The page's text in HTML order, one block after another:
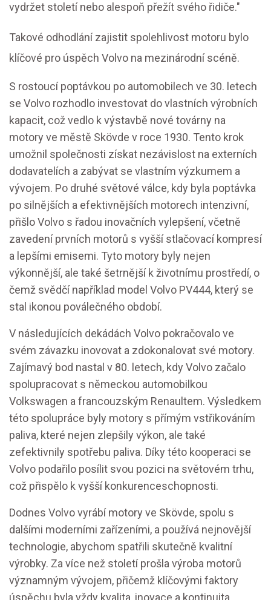
vydržet století nebo alespoň přežít svého řidiče."
Takové odhodlání zajistit spolehlivost motoru bylo
klíčové pro úspěch Volvo na mezinárodní scéně.
S rostoucí poptávkou po automobilech ve 30. letech
se Volvo rozhodlo investovat do vlastních výrobních
kapacit, což vedlo k výstavbě nové továrny na
motory ve městě Skövde v roce 1930. Tento krok
umožnil společnosti získat nezávislost na externích
dodavatelích a zabývat se vlastním výzkumem a
vývojem. Po druhé světové válce, kdy byla poptávka
po silnějších a efektivnějších motorech intenzivní,
přišlo Volvo s řadou inovačních vylepšení, včetně
zavedení prvních motorů s vyšší stlačovací kompresí
a lepšími emisemi. Tyto motory byly nejen
výkonnější, ale také šetrnější k životnímu prostředí, o
čemž svědčí například model Volvo PV444, který se
stal ikonou poválečného období.
V následujících dekádách Volvo pokračovalo ve
svém závazku inovovat a zdokonalovat své motory.
Zajímavý bod nastal v 80. letech, kdy Volvo začalo
spolupracovat s německou automobilkou
Volkswagen a francouzským Renaultem. Výsledkem
této spolupráce byly motory s přímým vstřikováním
paliva, které nejen zlepšily výkon, ale také
zefektivnily spotřebu paliva. Díky této kooperaci se
Volvo podařilo posílit svou pozici na světovém trhu,
což přispělo k vyšší konkurenceschopnosti.
Dodnes Volvo vyrábí motory ve Skövde, spolu s
dalšími moderními zařízeními, a používá nejnovější
technologie, abychom spatřili skutečně kvalitní
výrobky. Za více než století prošla výroba motorů
významným vývojem, přičemž klíčovými faktory
úspěchu byla vždy kvalita, inovace a kontinuita